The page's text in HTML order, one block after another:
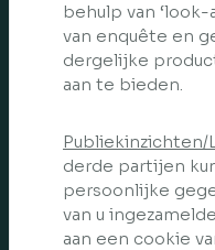
behulp van
van enquête en
dergelijke
aan te bieden.
Publiekinzichten/
derde partijen
persoonlijke
van u
aan een cookie